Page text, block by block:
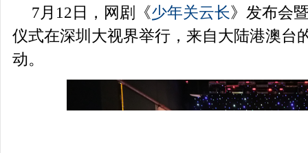
7 月 12 日，网剧《少年关云长》发布会
仪式在深圳大视界举行，来自大陆港澳台
动。